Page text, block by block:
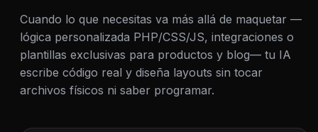
Cuando lo que necesitas va más allá de maquetar —
lógica personalizada PHP/CSS/JS, integraciones o
plantillas exclusivas para productos y blog— tu IA
escribe código real y diseña layouts sin tocar
archivos físicos ni saber programar.